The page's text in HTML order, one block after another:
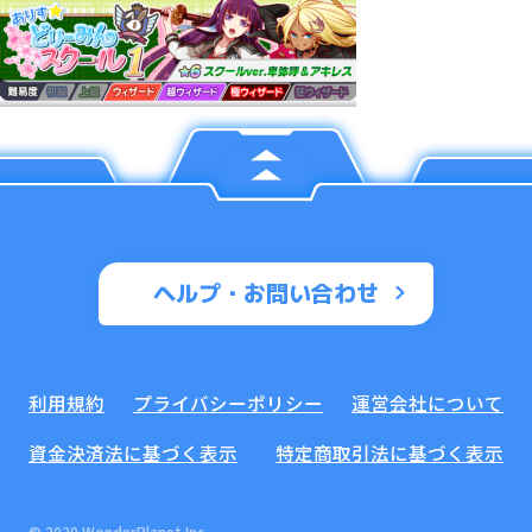
ヘルプ・お問い合わせ
利用規約 プライバシーポリシー
運営会社について
資金決済法に基づく表示
特定商取引法に基づく表示